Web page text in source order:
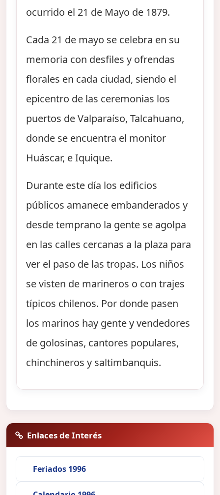
ocurrido el 21 de Mayo de 1879.
Cada 21 de mayo se celebra en su
memoria con desfiles y ofrendas
florales en cada ciudad, siendo el
epicentro de las ceremonias los
puertos de Valparaíso, Talcahuano,
donde se encuentra el monitor
Huáscar, e Iquique.
Durante este día los edificios
públicos amanece embanderados y
desde temprano la gente se agolpa
en las calles cercanas a la plaza para
ver el paso de las tropas. Los niños
se visten de marineros o con trajes
típicos chilenos. Por donde pasen
los marinos hay gente y vendedores
de golosinas, cantores populares,
chinchineros y saltimbanquis.
Enlaces de Interés
Feriados 1996